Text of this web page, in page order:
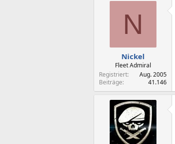
N
Nickel
Fleet Admiral
Registriert
Aug. 2005
Beiträge
41.146